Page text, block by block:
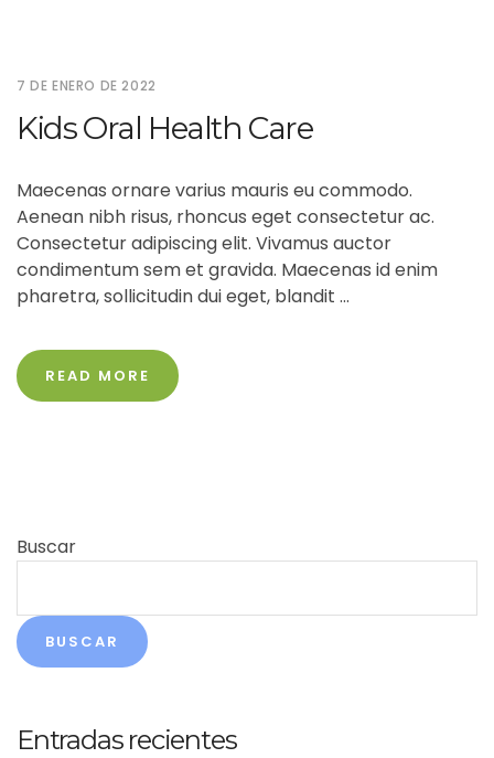
7 DE ENERO DE 2022
Kids Oral Health Care
Maecenas ornare varius mauris eu commodo.
Aenean nibh risus, rhoncus eget consectetur ac.
Consectetur adipiscing elit. Vivamus auctor
condimentum sem et gravida. Maecenas id enim
pharetra, sollicitudin dui eget, blandit ...
READ MORE
Buscar
BUSCAR
Entradas recientes